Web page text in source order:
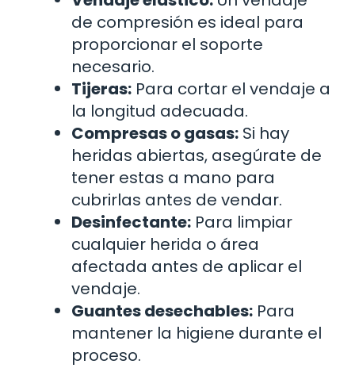
de compresión es ideal para
proporcionar el soporte
necesario.
Tijeras: Para cortar el vendaje a
la longitud adecuada.
Compresas o gasas: Si hay
heridas abiertas, asegúrate de
tener estas a mano para
cubrirlas antes de vendar.
Desinfectante: Para limpiar
cualquier herida o área
afectada antes de aplicar el
vendaje.
Guantes desechables: Para
mantener la higiene durante el
proceso.